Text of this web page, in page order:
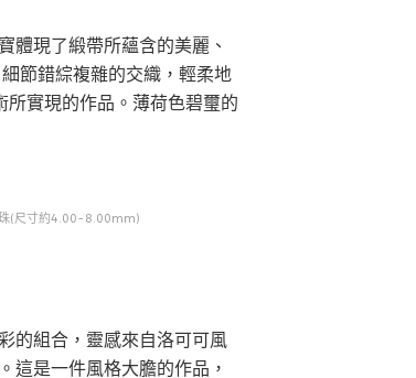
體現了緞帶所蘊含的美麗、
節錯綜複雜的交織，輕柔地
實現的作品。薄荷色碧璽的
珠(尺寸約4.00-8.00mm)
的組合，靈感來自洛可可風
這是一件風格大膽的作品，